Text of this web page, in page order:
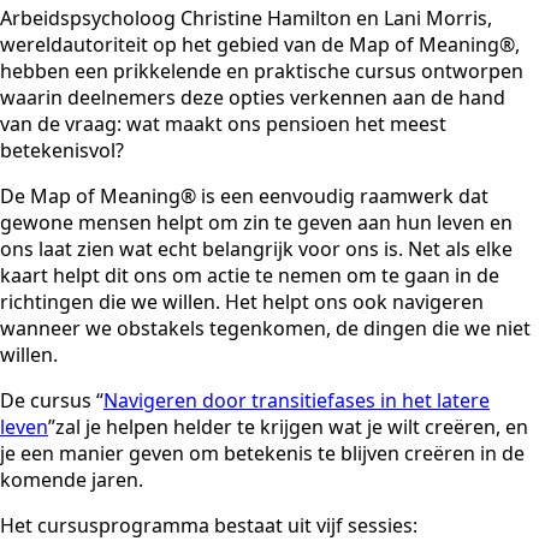
Arbeidspsycholoog Christine Hamilton en Lani Morris,
wereldautoriteit op het gebied van de Map of Meaning®,
hebben een prikkelende en praktische cursus ontworpen
waarin deelnemers deze opties verkennen aan de hand
van de vraag: wat maakt ons pensioen het meest
betekenisvol?
De Map of Meaning® is een eenvoudig raamwerk dat
gewone mensen helpt om zin te geven aan hun leven en
ons laat zien wat echt belangrijk voor ons is. Net als elke
kaart helpt dit ons om actie te nemen om te gaan in de
richtingen die we willen. Het helpt ons ook navigeren
wanneer we obstakels tegenkomen, de dingen die we niet
willen.
De cursus “Navigeren door transitiefases in het latere
leven”zal je helpen helder te krijgen wat je wilt creëren, en
je een manier geven om betekenis te blijven creëren in de
komende jaren.
Het cursusprogramma bestaat uit vijf sessies: